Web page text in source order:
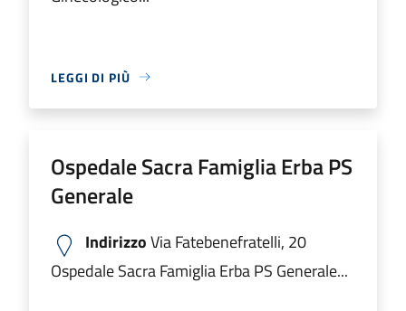
LEGGI DI PIÙ
Ospedale Sacra Famiglia Erba PS
Generale
IndirizzoVia Fatebenefratelli, 20
Ospedale Sacra Famiglia Erba PS Generale...